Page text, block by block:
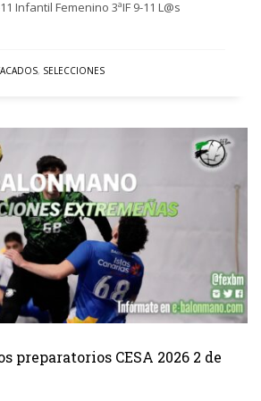
Infantil Femenino 3ªIF 9-11 L@s
, SELECCIONES
preparatorios CESA 2026 2 de